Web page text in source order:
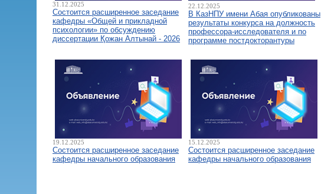
31.12.2025
Состоится расширенное заседание
кафедры «Общей и прикладной
психологии» по обсуждению
диссертации Қожан Алтынай - 2026
22.12.2025
В КазНПУ имени Абая опубликованы
результаты конкурса на должность
профессора-исследователя и по
программе постдокторантуры
19.12.2025
Состоится расширенное заседание
кафедры начального образования
15.12.2025
Состоится расширенное заседание
кафедры начального образования